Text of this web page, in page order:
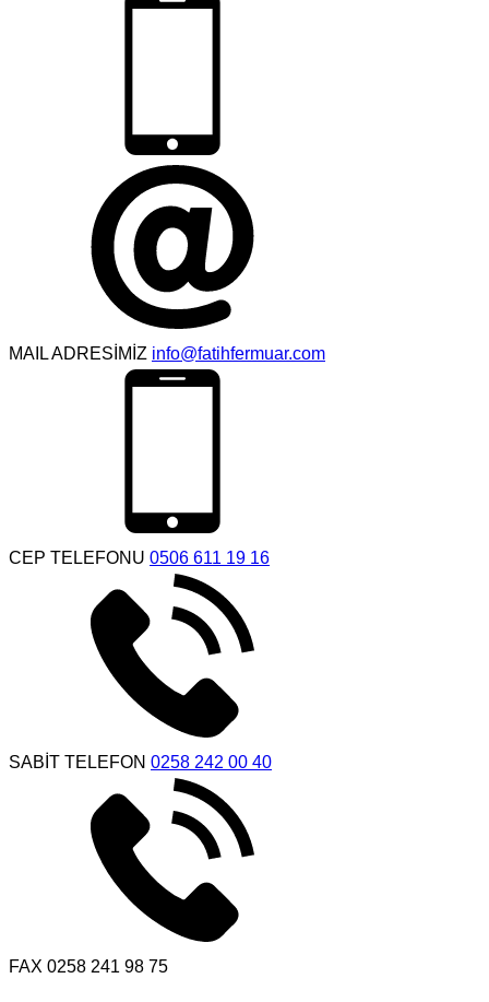
MAIL ADRESİMİZ info@fatihfermuar.com
CEP TELEFONU 0506 611 19 16
SABİT TELEFON 0258 242 00 40
FAX 0258 241 98 75